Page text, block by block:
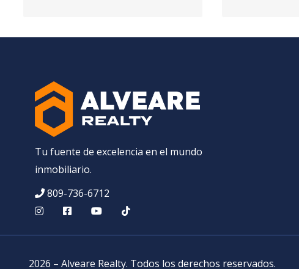
Tu fuente de excelencia en el mundo
inmobiliario.
809-736-6712
2026 – Alveare Realty. Todos los derechos reservados.